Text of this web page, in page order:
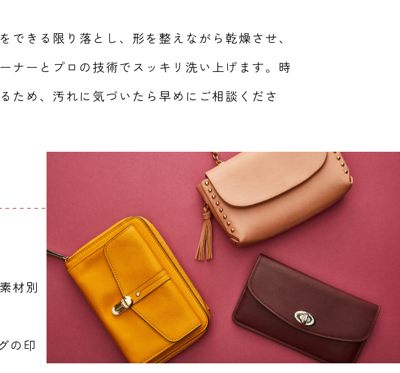
きる限り落とし、形を整えながら乾燥させ、
ナーとプロの技術でスッキリ洗い上げます。時
ため、汚れに気づいたら早めにご相談くださ
材別
の印